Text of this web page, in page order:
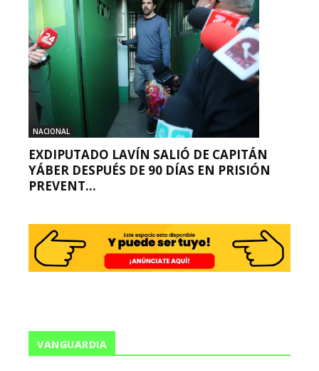
NACIONAL
EXDIPUTADO LAVÍN SALIÓ DE CAPITÁN
YÁBER DESPUÉS DE 90 DÍAS EN PRISIÓN
PREVENT...
VANGUARDIA